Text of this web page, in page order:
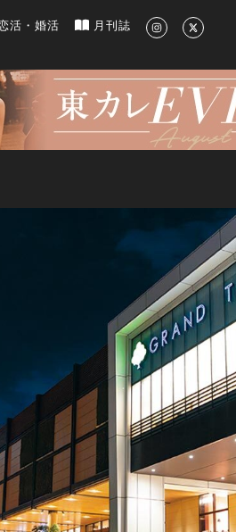
ルメ、洗練されたライフスタイル情報
活・婚活 月刊誌